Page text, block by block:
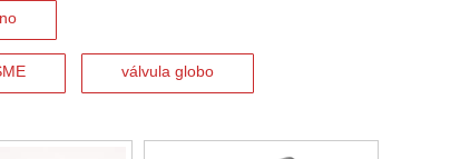
válvula globo